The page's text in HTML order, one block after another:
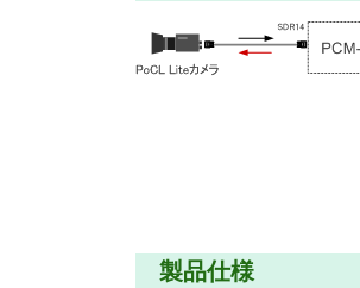
製品仕様